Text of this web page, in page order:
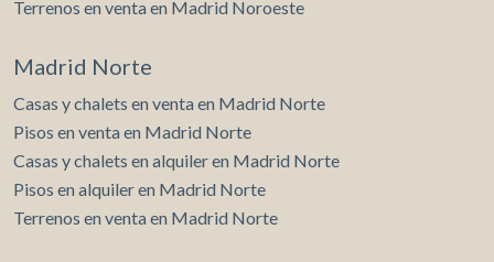
Terrenos en venta en Madrid Noroeste
Madrid Norte
Casas y chalets en venta en Madrid Norte
Pisos en venta en Madrid Norte
Casas y chalets en alquiler en Madrid Norte
Pisos en alquiler en Madrid Norte
Terrenos en venta en Madrid Norte